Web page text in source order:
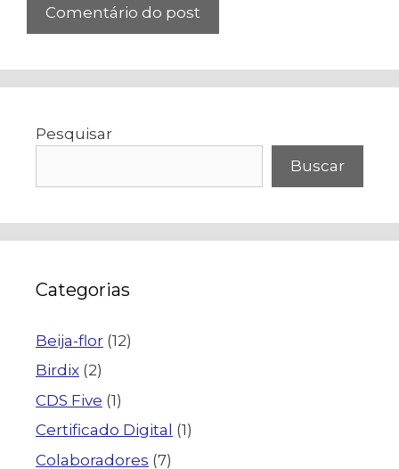
Pesquisar
Buscar
Categorias
Beija-flor (12)
Birdix (2)
CDS Five (1)
Certificado Digital (1)
Colaboradores (7)